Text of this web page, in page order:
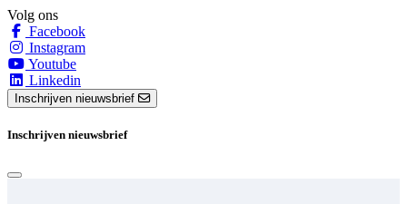
Volg ons
Facebook
Instagram
Youtube
Linkedin
Inschrijven nieuwsbrief
Inschrijven nieuwsbrief